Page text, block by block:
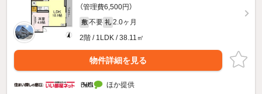
（管理費6,500円）
敷 不要 礼 2.0ヶ月
2階 / 1LDK / 38.11㎡
物件詳細を見る
ほか提供